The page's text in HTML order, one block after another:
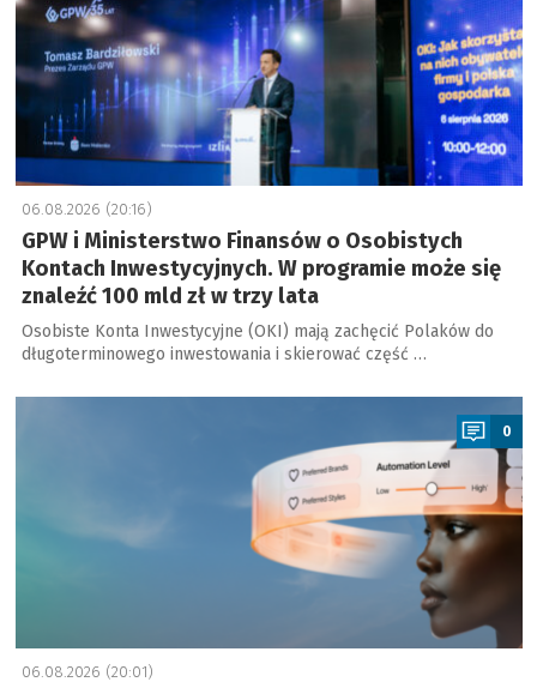
06.08.2026 (20:16)
GPW i Ministerstwo Finansów o Osobistych
Kontach Inwestycyjnych. W programie może się
znaleźć 100 mld zł w trzy lata
Osobiste Konta Inwestycyjne (OKI) mają zachęcić Polaków do
długoterminowego inwestowania i skierować część …
a
0
06.08.2026 (20:01)